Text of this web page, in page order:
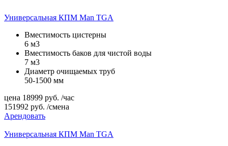
Универсальная КПМ Man TGA
Вместимость цистерны
6 м3
Вместимость баков для чистой воды
7 м3
Диаметр очищаемых труб
50-1500 мм
цена 18999 руб. /час
151992 руб. /смена
Арендовать
Универсальная КПМ Man TGA